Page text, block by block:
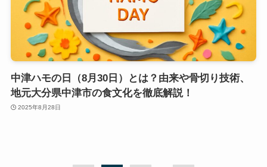
中津ハモの日（8月30日）とは？由来や骨切り技術、
地元大分県中津市の食文化を徹底解説！
2025年8月28日